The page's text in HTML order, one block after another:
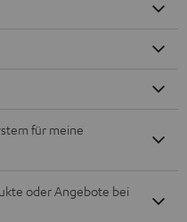
für meine
oder Angebote bei